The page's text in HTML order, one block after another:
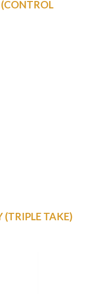
(TRIPLE TAKE)